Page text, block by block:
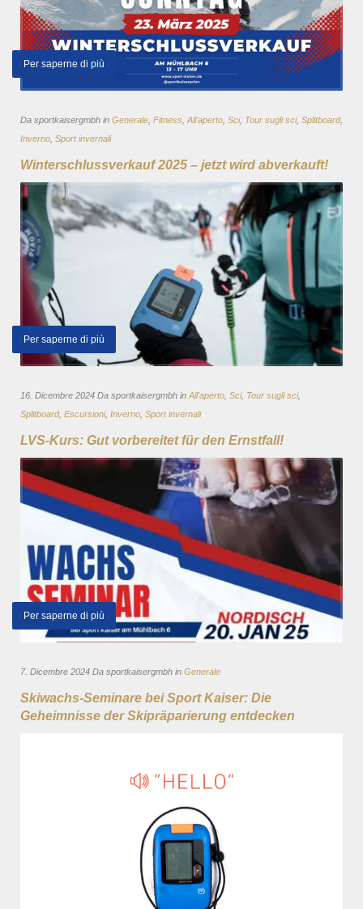
Per saperne di più
Da sportkaisergmbh in Generale Fitness All'aperto Sci, Tour sugli sci, Splitboard,
Inverno Sport invernali
Winterschlussverkauf 2025 – jetzt wird abverkauft!
Per saperne di più
16. Dicembre 2024 Da sportkaisergmbh in All'aperto Sci, Tour sugli sci,
Splitboard, Escursioni, Inverno Sport invernali
LVS-Kurs: Gut vorbereitet für den Ernstfall!
Per saperne di più
7. Dicembre 2024 Da sportkaisergmbh in Generale
Skiwachs-Seminare bei Sport Kaiser: Die
Geheimnisse der Skipräparierung entdecken